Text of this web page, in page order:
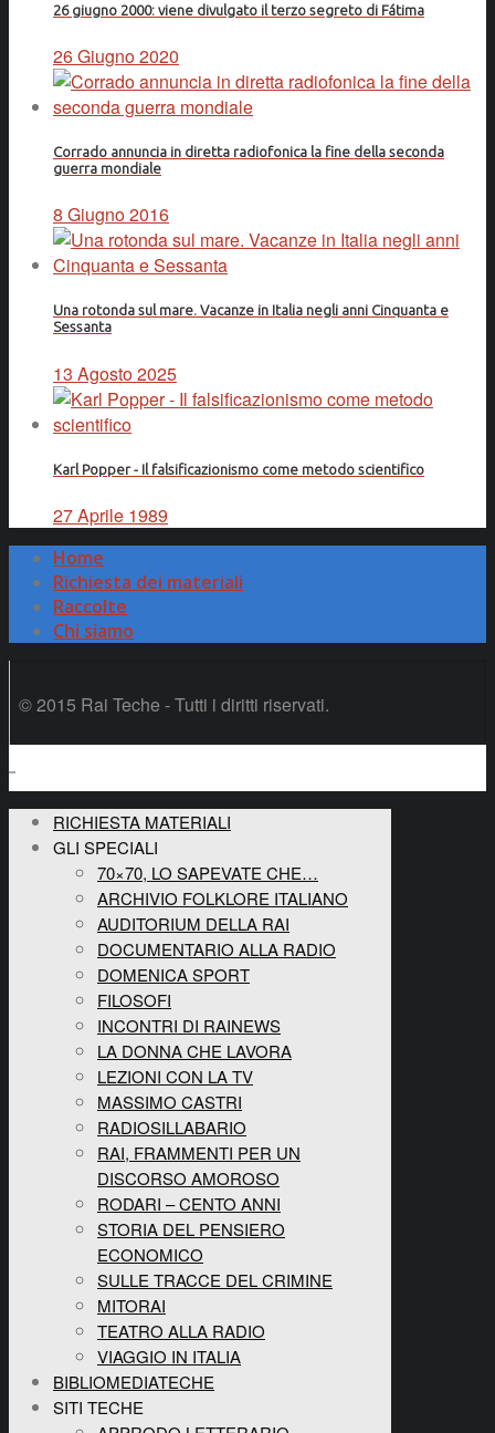
26 giugno 2000: viene divulgato il terzo segreto di Fátima
26 Giugno 2020
Corrado annuncia in diretta radiofonica la fine della seconda
guerra mondiale
8 Giugno 2016
Una rotonda sul mare. Vacanze in Italia negli anni Cinquanta e
Sessanta
13 Agosto 2025
Karl Popper - Il falsificazionismo come metodo scientifico
27 Aprile 1989
Home
Richiesta dei materiali
Raccolte
Chi siamo
© 2015 Rai Teche - Tutti i diritti riservati.
RICHIESTA MATERIALI
GLI SPECIALI
70×70, LO SAPEVATE CHE…
ARCHIVIO FOLKLORE ITALIANO
AUDITORIUM DELLA RAI
DOCUMENTARIO ALLA RADIO
DOMENICA SPORT
FILOSOFI
INCONTRI DI RAINEWS
LA DONNA CHE LAVORA
LEZIONI CON LA TV
MASSIMO CASTRI
RADIOSILLABARIO
RAI, FRAMMENTI PER UN
DISCORSO AMOROSO
RODARI – CENTO ANNI
STORIA DEL PENSIERO
ECONOMICO
SULLE TRACCE DEL CRIMINE
MITORAI
TEATRO ALLA RADIO
VIAGGIO IN ITALIA
BIBLIOMEDIATECHE
SITI TECHE